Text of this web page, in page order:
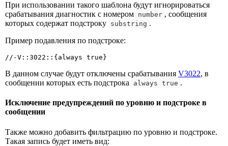
При использовании такого шаблона будут игнорироваться
срабатывания диагностик с номером number , сообщения
которых содержат подстроку substring .
Пример подавления по подстроке:
//-V::3022::{always true}
В данном случае будут отключены срабатывания V3022, в
сообщении которых есть подстрока
always true .
Исключение предупреждений по уровню и подстроке в
сообщении
Также можно добавить фильтрацию по уровню и подстроке.
Такая запись будет иметь вид: